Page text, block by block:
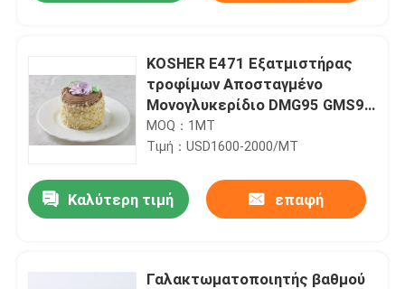
KOSHER E471 Εξατμιστήρας
τροφίμων Αποσταγμένο
Μονογλυκερίδιο DMG95 GMS99
Για προϊόν αρτοποιίας
MOQ：1MT
Τιμή：USD1600-2000/MT
Καλύτερη τιμή επαφή
Γαλακτωματοποιητής βαθμού